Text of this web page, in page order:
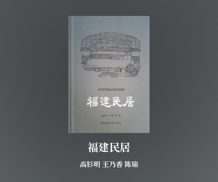
福建民居
高钐明 王乃香 陈瑜